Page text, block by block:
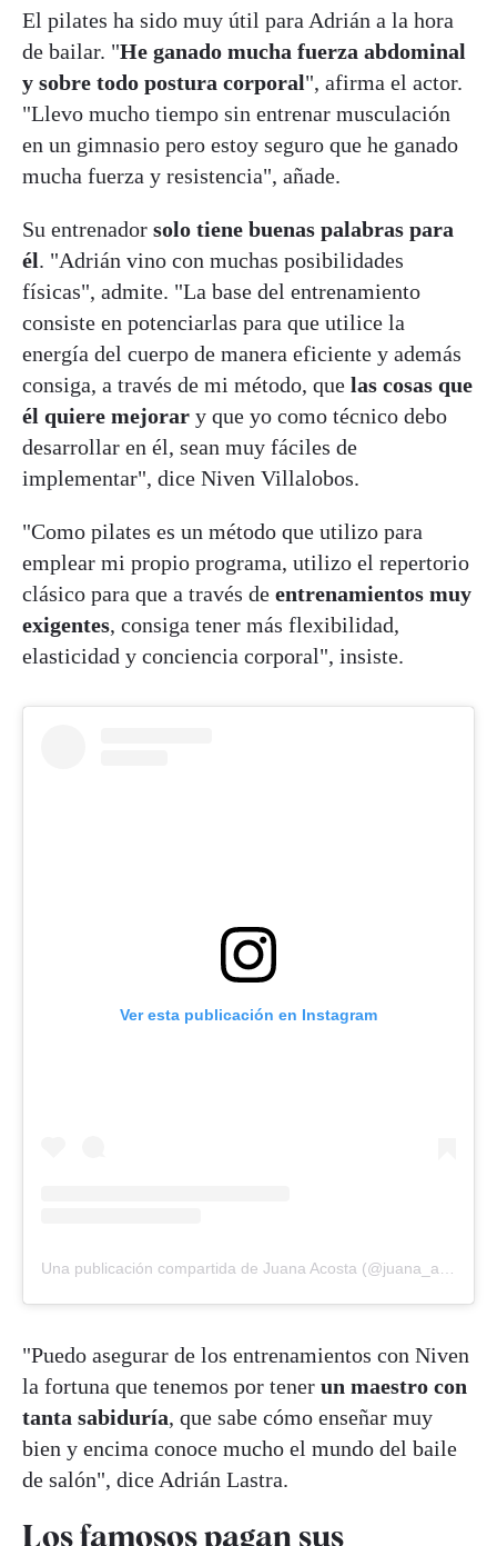
El pilates ha sido muy útil para Adrián a la hora
de bailar. "He ganado mucha fuerza abdominal
y sobre todo postura corporal", afirma el actor.
"Llevo mucho tiempo sin entrenar musculación
en un gimnasio pero estoy seguro que he ganado
mucha fuerza y resistencia", añade.
Su entrenador solo tiene buenas palabras para
él. "Adrián vino con muchas posibilidades
físicas", admite. "La base del entrenamiento
consiste en potenciarlas para que utilice la
energía del cuerpo de manera eficiente y además
consiga, a través de mi método, que las cosas que
él quiere mejorar y que yo como técnico debo
desarrollar en él, sean muy fáciles de
implementar", dice Niven Villalobos.
"Como pilates es un método que utilizo para
emplear mi propio programa, utilizo el repertorio
clásico para que a través de entrenamientos muy
exigentes, consiga tener más flexibilidad,
elasticidad y conciencia corporal", insiste.
Ver esta publicación en Instagram
"Puedo asegurar de los entrenamientos con Niven
la fortuna que tenemos por tener un maestro con
tanta sabiduría, que sabe cómo enseñar muy
bien y encima conoce mucho el mundo del baile
de salón", dice Adrián Lastra.
Los famosos pagan sus